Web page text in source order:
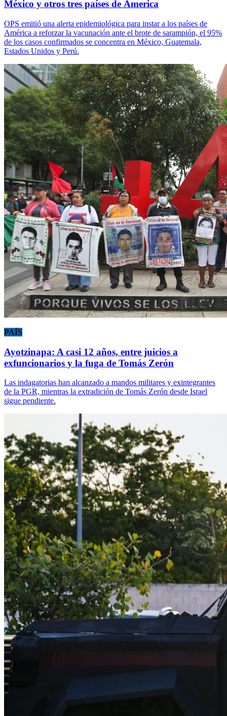
México y otros tres países de Ámerica
OPS emitió una alerta epidemiológica para instar a los países de
América a reforzar la vacunación ante el brote de sarampión, el 95%
de los casos confirmados se concentra en México, Guatemala,
Estados Unidos y Perú.
PAÍS
Ayotzinapa: A casi 12 años, entre juicios a
exfuncionarios y la fuga de Tomás Zerón
Las indagatorias han alcanzado a mandos militares y exintegrantes
de la PGR, mientras la extradición de Tomás Zerón desde Israel
sigue pendiente.